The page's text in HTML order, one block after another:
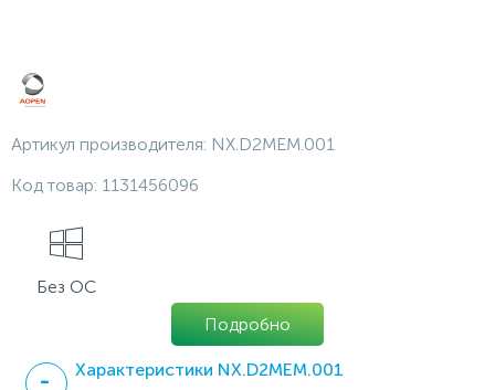
Артикул производителя: NX.D2MEM.001
Код товар: 1131456096
Без ОС
Подробно
Характеристики NX.D2MEM.001